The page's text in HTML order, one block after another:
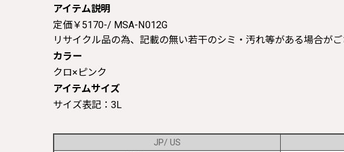
アイテム説明
定価￥5170-/ MSA-N012G
リサイクル品の為、記載の無い若干のシミ・汚れ等がある場合が
カラー
クロ×ピンク
アイテムサイズ
サイズ表記：3L
JP/ US